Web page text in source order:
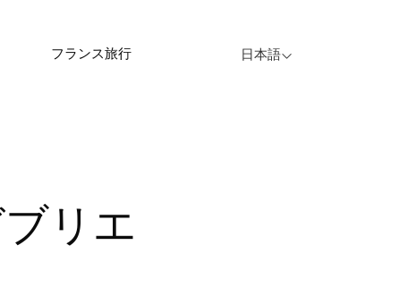
フランス旅行 日本語